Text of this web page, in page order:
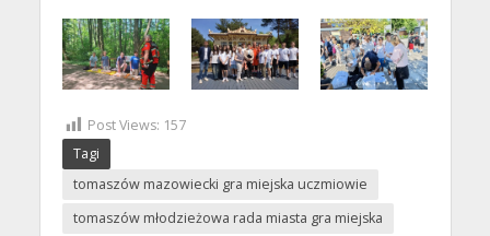
Post Views: 157
Tagi
tomaszów mazowiecki gra miejska uczmiowie
tomaszów młodzieżowa rada miasta gra miejska